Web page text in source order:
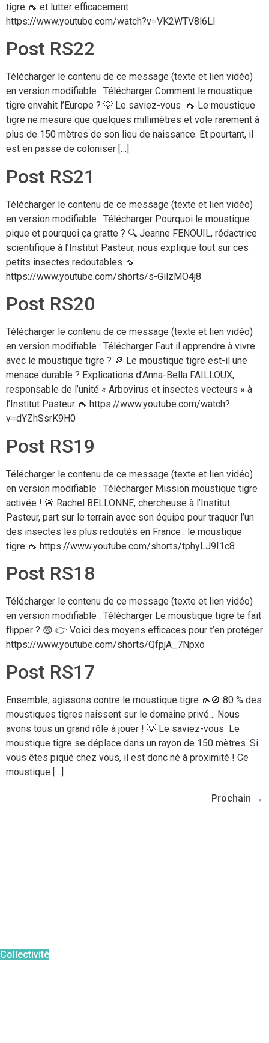
tigre 🦟 et lutter efficacement
https://www.youtube.com/watch?v=VK2WTV8l6LI
Post RS22
Télécharger le contenu de ce message (texte et lien vidéo)
en version modifiable : Télécharger Comment le moustique
tigre envahit l’Europe ? 💡 Le saviez-vous 🦟 Le moustique
tigre ne mesure que quelques millimètres et vole rarement à
plus de 150 mètres de son lieu de naissance. Et pourtant, il
est en passe de coloniser […]
Post RS21
Télécharger le contenu de ce message (texte et lien vidéo)
en version modifiable : Télécharger Pourquoi le moustique
pique et pourquoi ça gratte ? 🔍 Jeanne FENOUIL, rédactrice
scientifique à l’Institut Pasteur, nous explique tout sur ces
petits insectes redoutables 🦟
https://www.youtube.com/shorts/s-GilzMO4j8
Post RS20
Télécharger le contenu de ce message (texte et lien vidéo)
en version modifiable : Télécharger Faut il apprendre à vivre
avec le moustique tigre ? 🔎 Le moustique tigre est-il une
menace durable ? Explications d’Anna-Bella FAILLOUX,
responsable de l’unité « Arbovirus et insectes vecteurs » à
l’Institut Pasteur 🦟 https://www.youtube.com/watch?
v=dYZhSsrK9H0
Post RS19
Télécharger le contenu de ce message (texte et lien vidéo)
en version modifiable : Télécharger Mission moustique tigre
activée ! 🚨 Rachel BELLONNE, chercheuse à l’Institut
Pasteur, part sur le terrain avec son équipe pour traquer l’un
des insectes les plus redoutés en France : le moustique
tigre 🦟 https://www.youtube.com/shorts/tphyLJ9I1c8
Post RS18
Télécharger le contenu de ce message (texte et lien vidéo)
en version modifiable : Télécharger Le moustique tigre te fait
flipper ? 😨 👉 Voici des moyens efficaces pour t’en protéger
https://www.youtube.com/shorts/QfpjA_7Npxo
Post RS17
Ensemble, agissons contre le moustique tigre 🦟🚫 80 % des
moustiques tigres naissent sur le domaine privé… Nous
avons tous un grand rôle à jouer ! 💡 Le saviez-vous Le
moustique tigre se déplace dans un rayon de 150 mètres. Si
vous êtes piqué chez vous, il est donc né à proximité ! Ce
moustique […]
Prochain →
Collectivité